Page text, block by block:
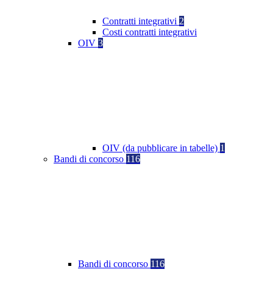
Contratti integrativi 2
Costi contratti integrativi
OIV 3
OIV (da pubblicare in tabelle) 1
Bandi di concorso 116
Bandi di concorso 116